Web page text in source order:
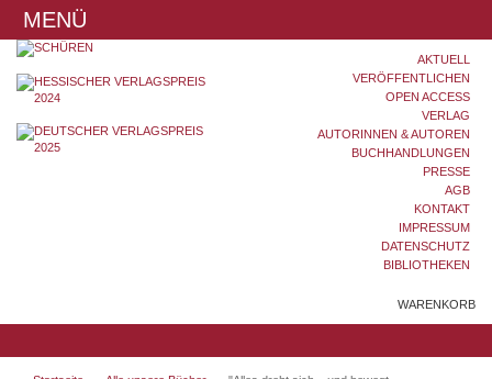
MENÜ
AKTUELL
VERÖFFENTLICHEN
OPEN ACCESS
VERLAG
AUTORINNEN & AUTOREN
BUCHHANDLUNGEN
PRESSE
AGB
KONTAKT
IMPRESSUM
DATENSCHUTZ
BIBLIOTHEKEN
WARENKORB